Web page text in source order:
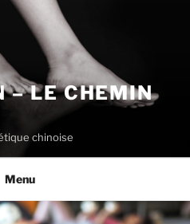
– LE CHEMIN
chinoise
Menu